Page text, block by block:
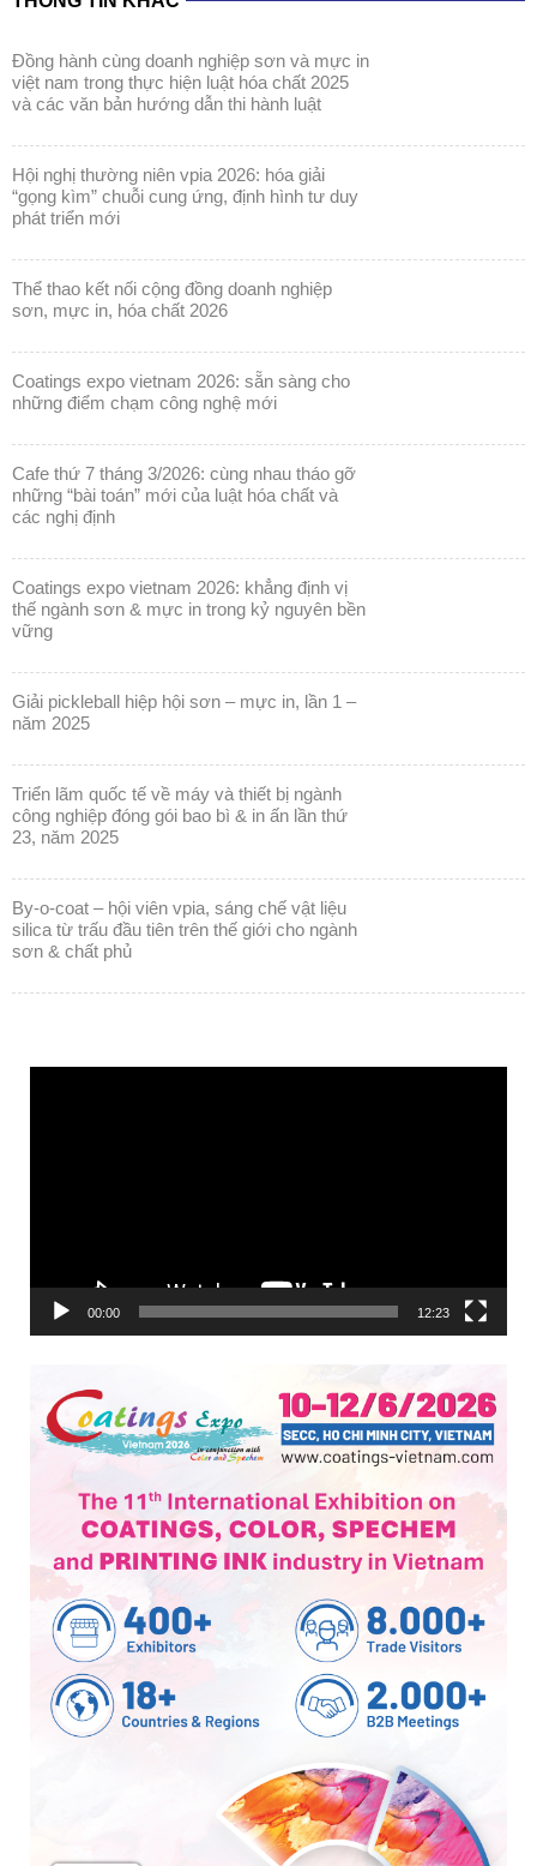
đồng hành cùng doanh nghiệp sơn và mực in
việt nam trong thực hiện luật hóa chất 2025
và các văn bản hướng dẫn thi hành luật
hội nghị thường niên vpia 2026: hóa giải
“gọng kìm” chuỗi cung ứng, định hình tư duy
phát triển mới
thể thao kết nối cộng đồng doanh nghiệp
sơn, mực in, hóa chất 2026
coatings expo vietnam 2026: sẵn sàng cho
những điểm chạm công nghệ mới
cafe thứ 7 tháng 3/2026: cùng nhau tháo gỡ
những “bài toán” mới của luật hóa chất và
các nghị định
coatings expo vietnam 2026: khẳng định vị
thế ngành sơn & mực in trong kỷ nguyên bền
vững
giải pickleball hiệp hội sơn – mực in, lần 1 –
năm 2025
triển lãm quốc tế về máy và thiết bị ngành
công nghiệp đóng gói bao bì & in ấn lần thứ
23, năm 2025
by-o-coat – hội viên vpia, sáng chế vật liệu
silica từ trấu đầu tiên trên thế giới cho ngành
sơn & chất phủ
00:00 12:23